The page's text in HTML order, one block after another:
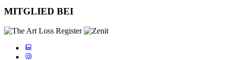
MITGLIED BEI